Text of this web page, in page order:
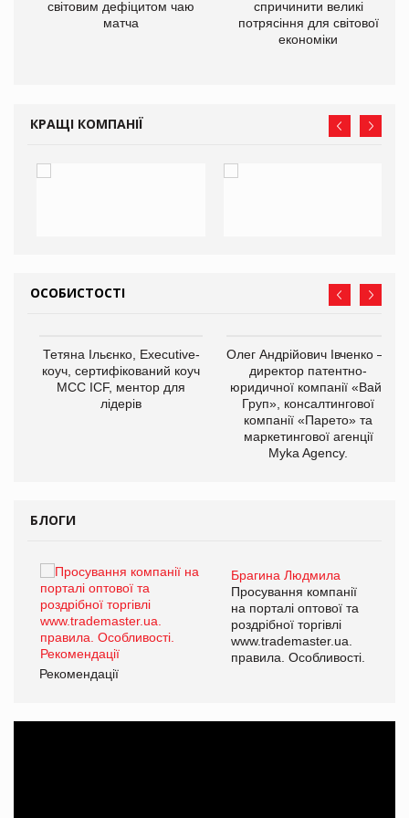
світовим дефіцитом чаю
матча
спричинити великі
потрясіння для світової
економіки
КРАЩІ КОМПАНІЇ
ОСОБИСТОСТІ
Тетяна Ільєнко, Executive-
коуч, сертифікований коуч
МСС ICF, ментор для
лідерів
Олег Андрійович Івченко —
директор патентно-
юридичної компанії «Вайз
Груп», консалтингової
компанії «Парето» та
маркетингової агенції
Myka Agency.
БЛОГИ
Брагина Людмила
Просування компанії
на порталі оптової та
роздрібної торгівлі
www.trademaster.ua.
правила. Особливості.
Рекомендації